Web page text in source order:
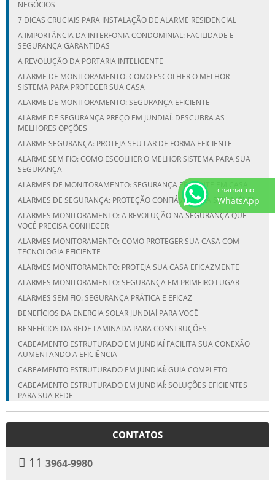
NEGÓCIOS
7 DICAS CRUCIAIS PARA INSTALAÇÃO DE ALARME RESIDENCIAL
A IMPORTÂNCIA DA INTERFONIA CONDOMINIAL: FACILIDADE E
SEGURANÇA GARANTIDAS
A REVOLUÇÃO DA PORTARIA INTELIGENTE
ALARME DE MONITORAMENTO: COMO ESCOLHER O MELHOR
SISTEMA PARA PROTEGER SUA CASA
ALARME DE MONITORAMENTO: SEGURANÇA EFICIENTE
ALARME DE SEGURANÇA PREÇO EM JUNDIAÍ: DESCUBRA AS
MELHORES OPÇÕES
ALARME SEGURANÇA: PROTEJA SEU LAR DE FORMA EFICIENTE
ALARME SEM FIO: COMO ESCOLHER O MELHOR SISTEMA PARA SUA
SEGURANÇA
ALARMES DE MONITORAMENTO: SEGURANÇA EFICIENTE EM CASA
ALARMES DE SEGURANÇA: PROTEÇÃO CONFIÁVEL PARA SEU IMÓVEL
ALARMES MONITORAMENTO: A REVOLUÇÃO NA SEGURANÇA QUE
VOCÊ PRECISA CONHECER
ALARMES MONITORAMENTO: COMO PROTEGER SUA CASA COM
TECNOLOGIA EFICIENTE
ALARMES MONITORAMENTO: PROTEJA SUA CASA EFICAZMENTE
ALARMES MONITORAMENTO: SEGURANÇA EM PRIMEIRO LUGAR
ALARMES SEM FIO: SEGURANÇA PRÁTICA E EFICAZ
BENEFÍCIOS DA ENERGIA SOLAR JUNDIAÍ PARA VOCÊ
BENEFÍCIOS DA REDE LAMINADA PARA CONSTRUÇÕES
CABEAMENTO ESTRUTURADO EM JUNDIAÍ FACILITA SUA CONEXÃO
AUMENTANDO A EFICIÊNCIA
CABEAMENTO ESTRUTURADO EM JUNDIAÍ: GUIA COMPLETO
CABEAMENTO ESTRUTURADO EM JUNDIAÍ: SOLUÇÕES EFICIENTES
PARA SUA REDE
CÂMERAS DE SEGURANÇA: TRANSFORME SUA PROTEÇÃO COM
VENDA E INSTALAÇÃO ESPECIALIZADA
COMO ESCOLHER A MELHOR EMPRESA DE REDE LAMINADA EM
CAMPINAS
COMO ESCOLHER A MELHOR EMPRESA DE REDE LAMINADA EM
CONTATOS
11 3964-9980
chamar no
WhatsApp